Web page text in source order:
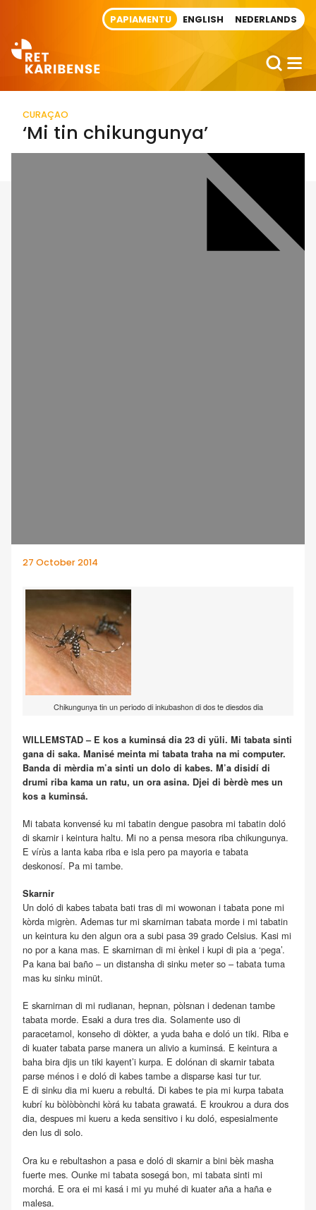
PAPIAMENTU ENGLISH NEDERLANDS
CURAÇAO
‘Mi tin chikungunya’
27 October 2014
Chikungunya tin un periodo di inkubashon di dos te diesdos dia
WILLEMSTAD – E kos a kuminsá dia 23 di yüli. Mi tabata sinti
gana di saka. Manisé meinta mi tabata traha na mi computer.
Banda di mèrdia m’a sinti un dolo di kabes. M’a disidí di
drumi riba kama un ratu, un ora asina. Djei di bèrdè mes un
kos a kuminsá.
Mi tabata konvensé ku mi tabatin dengue pasobra mi tabatin doló
di skarnir i keintura haltu. Mi no a pensa mesora riba chikungunya.
E vírùs a lanta kaba riba e isla pero pa mayoria e tabata
deskonosí. Pa mi tambe.
Skarnir
Un doló di kabes tabata bati tras di mi wowonan i tabata pone mi
kòrda migrèn. Ademas tur mi skarnirnan tabata morde i mi tabatin
un keintura ku den algun ora a subi pasa 39 grado Celsius. Kasi mi
no por a kana mas. E skarnirnan di mi ènkel i kupi di pia a ‘pega’.
Pa kana bai baño – un distansha di sinku meter so – tabata tuma
mas ku sinku minüt.
E skarnirnan di mi rudianan, hepnan, pòlsnan i dedenan tambe
tabata morde. Esaki a dura tres dia. Solamente uso di
paracetamol, konseho di dòkter, a yuda baha e doló un tiki. Riba e
di kuater tabata parse manera un alivio a kuminsá. E keintura a
baha bira djis un tiki kayent’i kurpa. E dolónan di skarnir tabata
parse ménos i e doló di kabes tambe a disparse kasi tur tur.
E di sinku dia mi kueru a rebultá. Di kabes te pia mi kurpa tabata
kubrí ku bòlòbònchi kòrá ku tabata grawatá. E kroukrou a dura dos
dia, despues mi kueru a keda sensitivo i ku doló, espesialmente
den lus di solo.
Ora ku e rebultashon a pasa e doló di skarnir a bini bèk masha
fuerte mes. Ounke mi tabata sosegá bon, mi tabata sinti mi
morchá. E ora ei mi kasá i mi yu muhé di kuater aña a haña e
malesa.